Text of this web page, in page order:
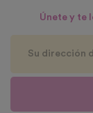
Únete y te